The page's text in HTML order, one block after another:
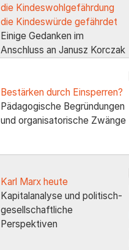
die Kindeswohlgefährdung
die Kindeswürde gefährdet
Einige Gedanken im
Anschluss an Janusz Korczak
Bestärken durch Einsperren?
Pädagogische Begründungen
und organisatorische Zwänge
Karl Marx heute
Kapitalanalyse und politisch-
gesellschaftliche
Perspektiven